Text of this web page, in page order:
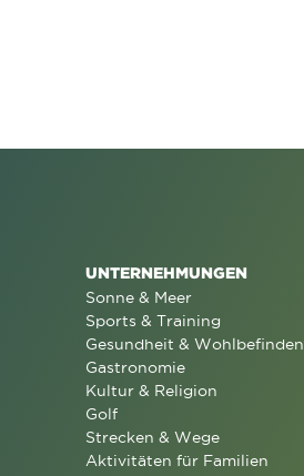
UNTERNEHMUNGEN
Sonne & Meer
Sports & Training
Gesundheit & Wohlbefinden
Gastronomie
Kultur & Religion
Golf
Strecken & Wege
Aktivitäten für Familien